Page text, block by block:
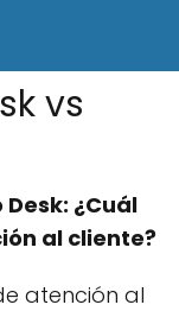
vs
¿Cuál
al cliente?
atención al